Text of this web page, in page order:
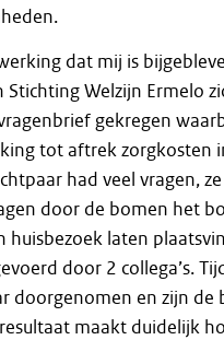
dat mij is
Welzijn Ermelo
gekregen
tot aftrek zorgkosten
had veel vragen,
door de bomen het
huisbezoek laten
door 2 collega’s.
doorgenomen en zijn de
maakt duidelijk